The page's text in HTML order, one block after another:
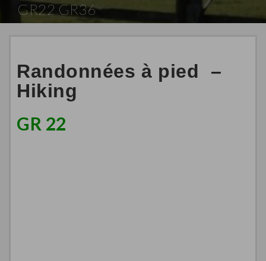
GR22 GR36
Randonnées à pied –
Hiking
GR 22